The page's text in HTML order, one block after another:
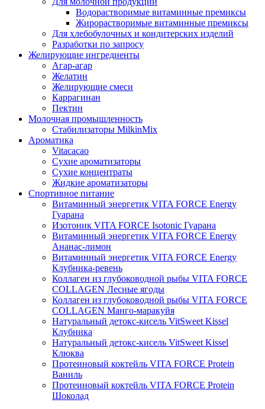
Водорастворимые витаминные премиксы
Жирорастворимые витаминные премиксы
Для хлебобулочных и кондитерских изделий
Разработки по запросу
Желирующие ингредиенты
Агар-агар
Желатин
Желирующие смеси
Каррагинан
Пектин
Молочная промышленность
Стабилизаторы MilkinMix
Ароматика
Vitacacao
Сухие ароматизаторы
Сухие концентраты
Жидкие ароматизаторы
Спортивное питание
Витаминный энергетик VITA FORCE Energy
Гуарана
Изотоник VITA FORCE Isotonic Гуарана
Витаминный энергетик VITA FORCE Energy
Ананас-лимон
Витаминный энергетик VITA FORCE Energy
Клубника-ревень
Коллаген из глубоководной рыбы VITA FORCE
COLLAGEN Лесные ягоды
Коллаген из глубоководной рыбы VITA FORCE
COLLAGEN Манго-маракуйя
Натуральный детокс-кисель VitSweet Kissel
Клубника
Натуральный детокс-кисель VitSweet Kissel
Клюква
Протеиновый коктейль VITA FORCE Protein
Ваниль
Протеиновый коктейль VITA FORCE Protein
Шоколад